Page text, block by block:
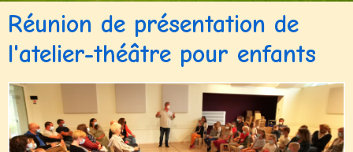
Réunion de présentation de
l'atelier-théâtre pour enfants